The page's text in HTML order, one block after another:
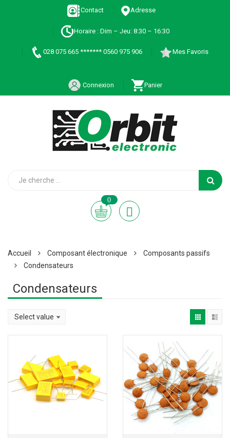
Contact Adresse
Horaire : Dim – Jeu: 8:30 – 16:30
028 075 665 ******* 0560 975 906 Mes Favoris
Connexion Panier
0
Accueil Composant électronique
Composants passifs
Condensateurs
Condensateurs